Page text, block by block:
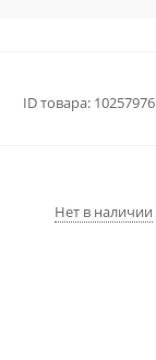
ID товара: 10257976
Нет в наличии